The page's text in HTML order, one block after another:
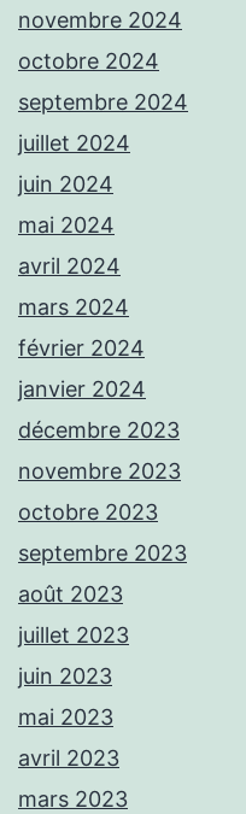
novembre 2024
octobre 2024
septembre 2024
juillet 2024
juin 2024
mai 2024
avril 2024
mars 2024
février 2024
janvier 2024
décembre 2023
novembre 2023
octobre 2023
septembre 2023
août 2023
juillet 2023
juin 2023
mai 2023
avril 2023
mars 2023